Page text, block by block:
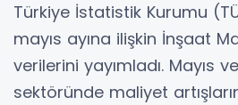
Türkiye İstatistik Kurumu
mayıs ayına ilişkin İnşaat
verilerini yayımladı. Mayıs
sektöründe maliyet